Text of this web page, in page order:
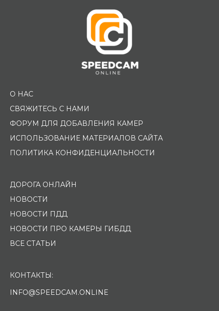
О НАС
СВЯЖИТЕСЬ С НАМИ
ФОРУМ ДЛЯ ДОБАВЛЕНИЯ КАМЕР
ИСПОЛЬЗОВАНИЕ МАТЕРИАЛОВ САЙТА
ПОЛИТИКА КОНФИДЕНЦИАЛЬНОСТИ
ДОРОГА ОНЛАЙН
НОВОСТИ
НОВОСТИ ПДД
НОВОСТИ ПРО КАМЕРЫ ГИБДД
ВСЕ СТАТЬИ
КОНТАКТЫ:
INFO@SPEEDCAM.ONLINE